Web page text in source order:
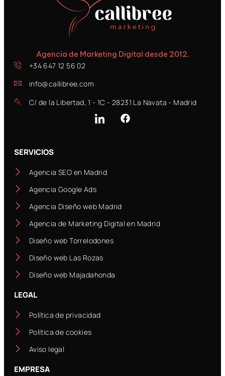
Agencia de Marketing Digital desde 2012.
+34 647 12 56 02
info@callibree.com
C/ de la Libertad, 1 - 1C - 28231 La Navata - Madrid
SERVICIOS
Agencia SEO en Madrid
Agencia Google Ads
Agencia Diseño web Madrid
Agencia de Marketing Digital en Madrid
Diseño web Torrelodones
Diseño web Las Rozas
Diseño web Majadahonda
LEGAL
Política de privacidad
Política de cookies
Aviso legal
EMPRESA